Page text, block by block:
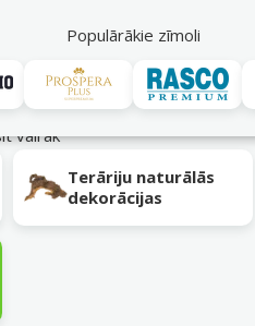
Populārākie zīmoli
Akciju piedāvājumi
vairāk
Terāriju naturālās
dekorācijas